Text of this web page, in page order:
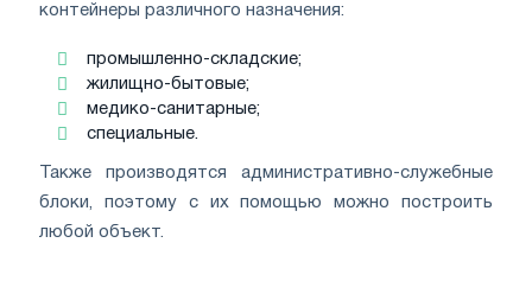
контейнеры различного назначения:
промышленно-складские;
жилищно-бытовые;
медико-санитарные;
специальные.
Также производятся административно-служебные
блоки, поэтому с их помощью можно построить
любой объект.